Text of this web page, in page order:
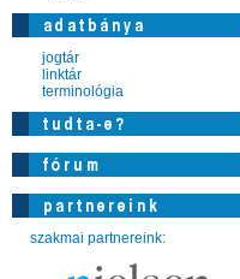
jogtár
linktár
terminológia
szakmai partnereink: